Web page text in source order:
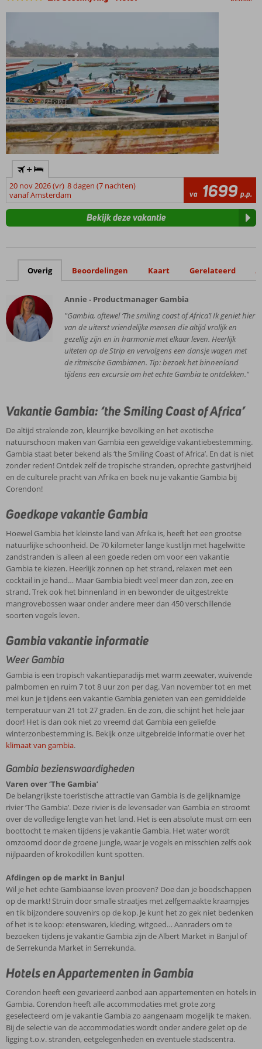
+
20 nov 2026 (vr) 8 dagen (7 nachten)
vanaf Amsterdam
va 1699 p.p.
Bekijk deze vakantie
Overig Beoordelingen Kaart Gerelateerd
Annie - Productmanager Gambia
"Gambia, oftewel ‘The smiling coast of Africa’! Ik geniet hier
van de uiterst vriendelijke mensen die altijd vrolijk en
gezellig zijn en in harmonie met elkaar leven. Heerlijk
uiteten op de Strip en vervolgens een dansje wagen met
de ritmische Gambianen. Tip: bezoek het binnenland
tijdens een excursie om het echte Gambia te ontdekken."
Vakantie Gambia: ‘the Smiling Coast of Africa’
De altijd stralende zon, kleurrijke bevolking en het exotische
natuurschoon maken van Gambia een geweldige vakantiebestemming.
Gambia staat beter bekend als ‘the Smiling Coast of Africa’. En dat is niet
zonder reden! Ontdek zelf de tropische stranden, oprechte gastvrijheid
en de culturele pracht van Afrika en boek nu je vakantie Gambia bij
Corendon!
Goedkope vakantie Gambia
Hoewel Gambia het kleinste land van Afrika is, heeft het een grootse
natuurlijke schoonheid. De 70 kilometer lange kustlijn met hagelwitte
zandstranden is alleen al een goede reden om voor een vakantie
Gambia te kiezen. Heerlijk zonnen op het strand, relaxen met een
cocktail in je hand… Maar Gambia biedt veel meer dan zon, zee en
strand. Trek ook het binnenland in en bewonder de uitgestrekte
mangrovebossen waar onder andere meer dan 450 verschillende
soorten vogels leven.
Gambia vakantie informatie
Weer Gambia
Gambia is een tropisch vakantieparadijs met warm zeewater, wuivende
palmbomen en ruim 7 tot 8 uur zon per dag. Van november tot en met
mei kun je tijdens een vakantie Gambia genieten van een gemiddelde
temperatuur van 21 tot 27 graden. En de zon, die schijnt het hele jaar
door! Het is dan ook niet zo vreemd dat Gambia een geliefde
winterzonbestemming is. Bekijk onze uitgebreide informatie over het
klimaat van gambia.
Gambia bezienswaardigheden
Varen over ‘The Gambia’
De belangrijkste toeristische attractie van Gambia is de gelijknamige
rivier ‘The Gambia’. Deze rivier is de levensader van Gambia en stroomt
over de volledige lengte van het land. Het is een absolute must om een
boottocht te maken tijdens je vakantie Gambia. Het water wordt
omzoomd door de groene jungle, waar je vogels en misschien zelfs ook
nijlpaarden of krokodillen kunt spotten.
Afdingen op de markt in Banjul
Wil je het echte Gambiaanse leven proeven? Doe dan je boodschappen
op de markt! Struin door smalle straatjes met zelfgemaakte kraampjes
en tik bijzondere souvenirs op de kop. Je kunt het zo gek niet bedenken
of het is te koop: etenswaren, kleding, witgoed… Aanraders om te
bezoeken tijdens je vakantie Gambia zijn de Albert Market in Banjul of
de Serrekunda Market in Serrekunda.
Hotels en Appartementen in Gambia
Corendon heeft een gevarieerd aanbod aan appartementen en hotels in
Gambia. Corendon heeft alle accommodaties met grote zorg
geselecteerd om je vakantie Gambia zo aangenaam mogelijk te maken.
Bij de selectie van de accommodaties wordt onder andere gelet op de
ligging t.o.v. stranden, eetgelegenheden en eventuele stadscentra.